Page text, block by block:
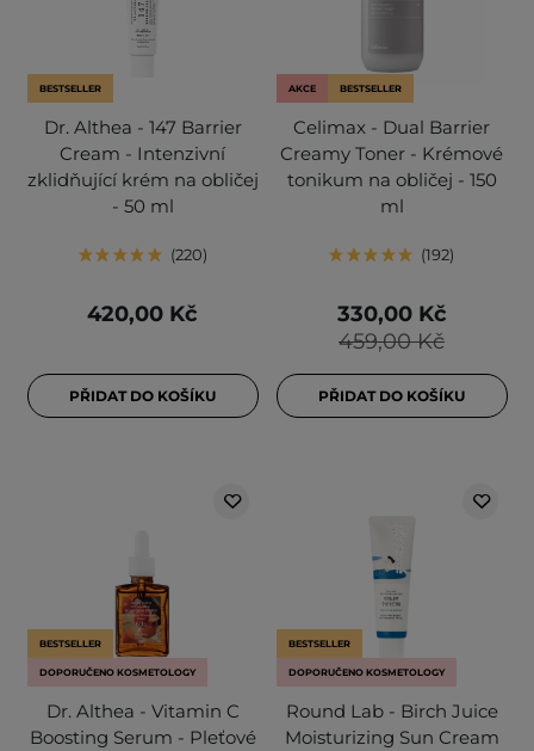
BESTSELLER
Dr. Althea - 147 Barrier
Cream - Intenzivní
zklidňující krém na obličej
- 50 ml
220
420,00 Kč
PŘIDAT DO KOŠÍKU
AKCE BESTSELLER
Celimax - Dual Barrier
Creamy Toner - Krémové
tonikum na obličej - 150
ml
192
459,00 Kč
330,00 Kč
PŘIDAT DO KOŠÍKU
BESTSELLER
DOPORUČENO KOSMETOLOGY
Dr. Althea - Vitamin C
Boosting Serum - Pleťové
BESTSELLER
DOPORUČENO KOSMETOLOGY
Round Lab - Birch Juice
Moisturizing Sun Cream